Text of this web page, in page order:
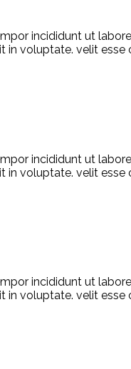
incididunt ut
in voluptate. velit
incididunt ut
in voluptate. velit
incididunt ut
in voluptate. velit